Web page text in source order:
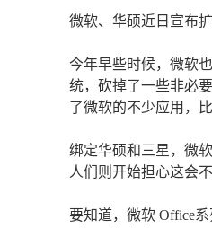
微软、华硕近日宣布
今年早些时候，微软
统，砍掉了一些非必
了微软的不少应用，
绑定华硕和三星，微
人们则开始担心这会
要知道，微软 Office